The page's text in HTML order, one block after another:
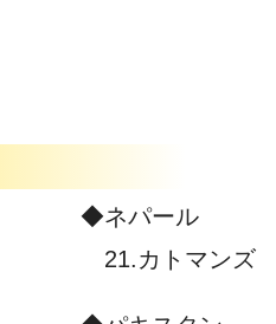
◆ネパール
21.カトマンズ